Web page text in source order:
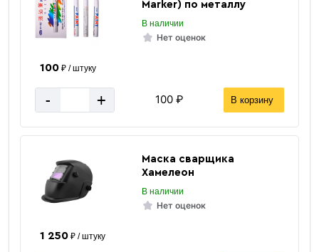
Marker) по металлу
В наличии
Нет оценок
100₽ / штуку
- + 100 ₽ В корзину
Маска сварщика
Хамелеон
В наличии
Нет оценок
1 250₽ / штуку